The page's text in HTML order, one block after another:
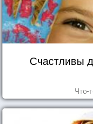
Счастливы
Что-